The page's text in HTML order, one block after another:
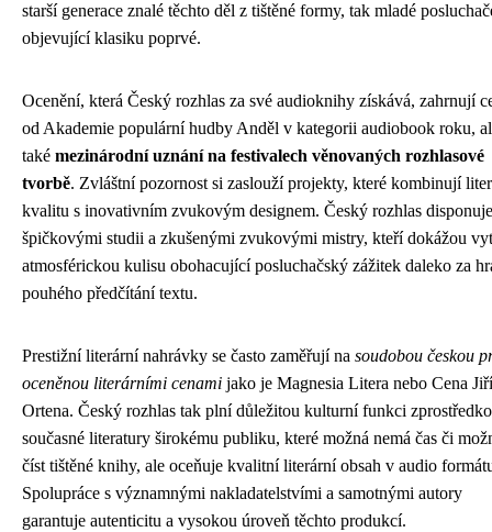
starší generace znalé těchto děl z tištěné formy, tak mladé
objevující klasiku poprvé.
Ocenění, která Český rozhlas za své audioknihy získává, zahrnují
od Akademie populární hudby Anděl v kategorii audiobook roku,
také mezinárodní uznání na festivalech věnovaných rozhlasové
tvorbě. Zvláštní pozornost si zaslouží projekty, které kombinují
kvalitu s inovativním zvukovým designem. Český rozhlas disponuje
špičkovými studii a zkušenými zvukovými mistry, kteří dokážou
atmosférickou kulisu obohacující posluchačský zážitek daleko za
pouhého předčítání textu.
Prestižní literární nahrávky se často zaměřují na soudobou českou
oceněnou literárními cenami jako je Magnesia Litera nebo Cena
Ortena. Český rozhlas tak plní důležitou kulturní funkci
současné literatury širokému publiku, které možná nemá čas či
číst tištěné knihy, ale oceňuje kvalitní literární obsah v audio
Spolupráce s významnými nakladatelstvími a samotnými autory
garantuje autenticitu a vysokou úroveň těchto produkcí.